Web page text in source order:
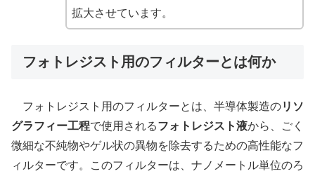
拡大させています。
フォトレジスト用のフィルターとは何か
フォトレジスト用のフィルターとは、半導体製造のリソ
グラフィー工程で使用されるフォトレジスト液から、ごく
微細な不純物やゲル状の異物を除去するための高性能なフ
ィルターです。このフィルターは、ナノメートル単位のろ